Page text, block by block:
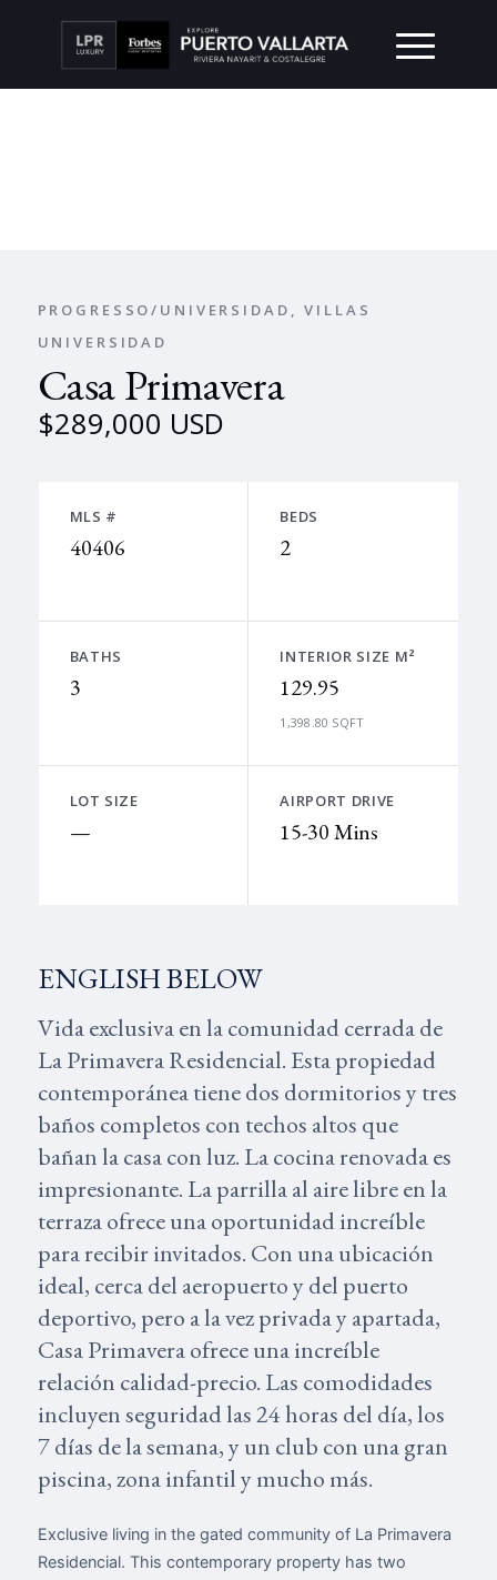
PROGRESSO/UNIVERSIDAD, VILLAS
UNIVERSIDAD
Casa Primavera
$289,000 USD
MLS #
40406
BEDS
2
BATHS
3
INTERIOR SIZE M²
129.95
1,398.80 SQFT
LOT SIZE
—
AIRPORT DRIVE
15-30 Mins
ENGLISH BELOW
Vida exclusiva en la comunidad cerrada de
La Primavera Residencial. Esta propiedad
contemporánea tiene dos dormitorios y tres
baños completos con techos altos que
bañan la casa con luz. La cocina renovada es
impresionante. La parrilla al aire libre en la
terraza ofrece una oportunidad increíble
para recibir invitados. Con una ubicación
ideal, cerca del aeropuerto y del puerto
deportivo, pero a la vez privada y apartada,
Casa Primavera ofrece una increíble
relación calidad-precio. Las comodidades
incluyen seguridad las 24 horas del día, los
7 días de la semana, y un club con una gran
piscina, zona infantil y mucho más.
Exclusive living in the gated community of La Primavera
Residencial. This contemporary property has two